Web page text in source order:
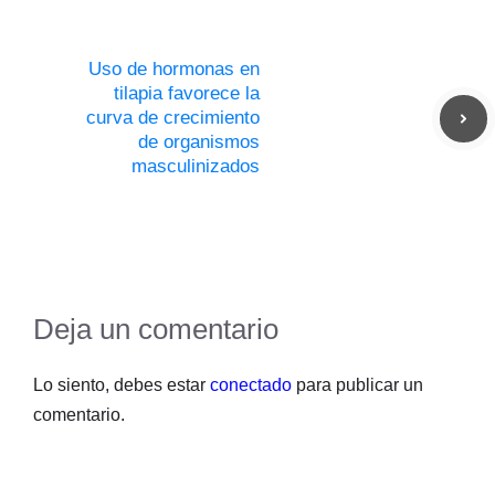
Uso de hormonas en
tilapia favorece la
curva de crecimiento
de organismos
masculinizados
Deja un comentario
Lo siento, debes estar conectado para publicar un
comentario.